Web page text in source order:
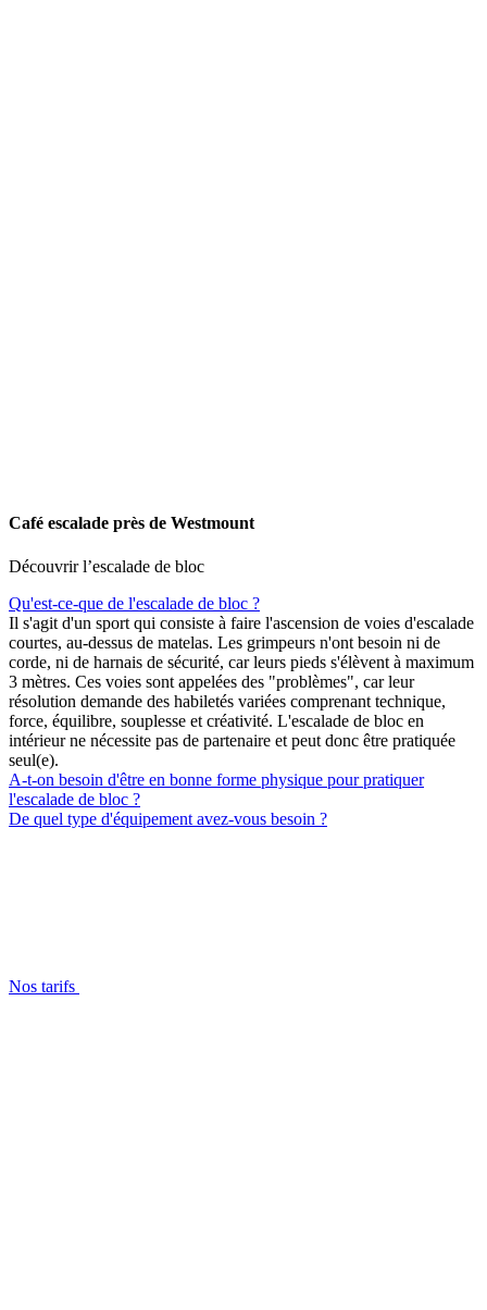
Café escalade près de Westmount
Découvrir l’escalade de bloc
Qu'est-ce-que de l'escalade de bloc ?
Il s'agit d'un sport qui consiste à faire l'ascension de voies d'escalade
courtes, au-dessus de matelas. Les grimpeurs n'ont besoin ni de
corde, ni de harnais de sécurité, car leurs pieds s'élèvent à maximum
3 mètres. Ces voies sont appelées des "problèmes", car leur
résolution demande des habiletés variées comprenant technique,
force, équilibre, souplesse et créativité. L'escalade de bloc en
intérieur ne nécessite pas de partenaire et peut donc être pratiquée
seul(e).
A-t-on besoin d'être en bonne forme physique pour pratiquer
l'escalade de bloc ?
De quel type d'équipement avez-vous besoin ?
Nos tarifs